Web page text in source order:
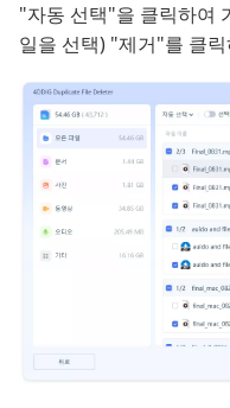
"자동 선택"을 클릭하여
일을 선택) "제거"를 클